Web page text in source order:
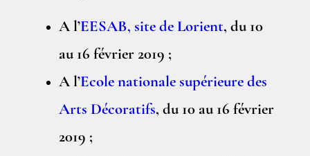
A l’EESAB, site de Lorient, du 10
au 16 février 2019 ;
A l’Ecole nationale supérieure des
Arts Décoratifs, du 10 au 16 février
2019 ;